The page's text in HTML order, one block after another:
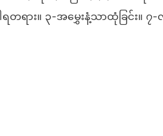
ါရတရား။ ၃-အမွှေးနံ့သာထုံခြင်း။